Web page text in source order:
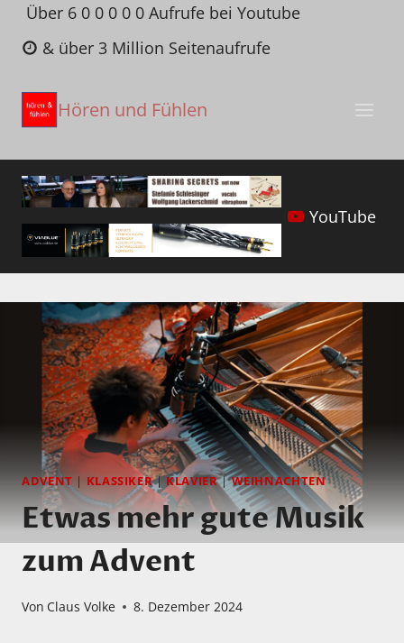
Zum
Inhalt
springen
Über 6 0 0 0 0 0 Aufrufe bei Youtube
& über 3 Million Seitenaufrufe
Hören und Fühlen
YouTube
ADVENT| KLASSIKER|KLAVIER|WEIHNACHTEN
Etwas mehr gute Musik
zum Advent
Von Claus Volke 8. Dezember 2024